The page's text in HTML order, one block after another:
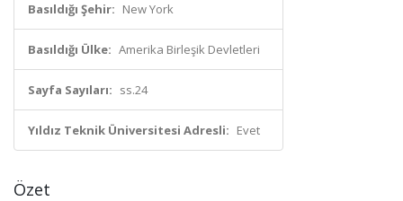
Basıldığı Şehir: New York
Basıldığı Ülke: Amerika Birleşik Devletleri
Sayfa Sayıları: ss.24
Yıldız Teknik Üniversitesi Adresli: Evet
Özet